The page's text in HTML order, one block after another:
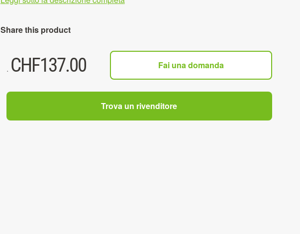
Share this product
. CHF137.00 Fai una domanda
Trova un rivenditore